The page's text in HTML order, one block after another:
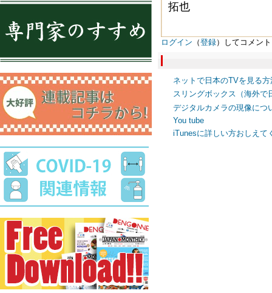
拓也
ログイン （登録）してコメン
ネットで日本のTVを見る方
スリングボックス（海外で
デジタルカメラの現像につ
You tube
iTunesに詳しい方おしえて